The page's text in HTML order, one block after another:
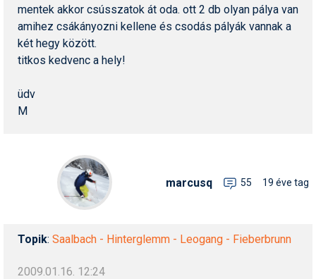
mentek akkor csússzatok át oda. ott 2 db olyan pálya van
amihez csákányozni kellene és csodás pályák vannak a
két hegy között.
titkos kedvenc a hely!
üdv
M
marcusq 55 19 éve tag
Topik: Saalbach - Hinterglemm - Leogang - Fieberbrunn
2009.01.16. 12:24